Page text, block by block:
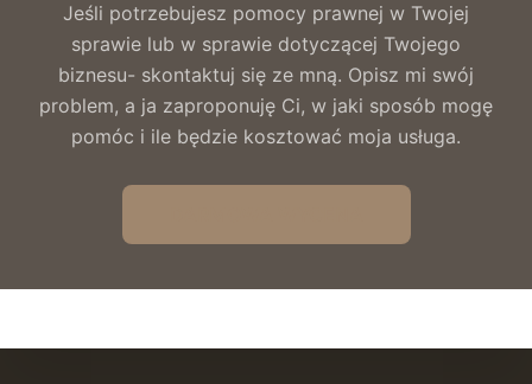
Jeśli potrzebujesz pomocy prawnej w Twojej
sprawie lub w sprawie dotyczącej Twojego
biznesu- skontaktuj się ze mną. Opisz mi swój
problem, a ja zaproponuję Ci, w jaki sposób mogę
pomóc i ile będzie kosztować moja usługa.